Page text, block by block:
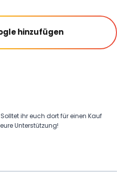
hinzufügen
ihr euch dort für einen Kauf
Unterstützung!